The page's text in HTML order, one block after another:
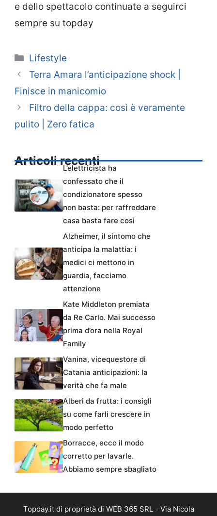
e dello spettacolo continuate a seguirci
sempre su topday
Categorie
Lifestyle
Terra Amara l’anticipazione shock |
Finisce in manicomio
Filtro della cappa: così è veramente
pulito | Zero fatica
Articoli recenti
L’elettricista ha
confessato che il
condizionatore spesso
non basta: per raffreddare
casa basta fare così
Alzheimer, il sintomo che
anticipa la malattia: i
medici ci mettono in
guardia, facciamo
attenzione
Kate Middleton premiata
da Re Carlo. Mai successo
prima d’ora nella Royal
Family
Vanina, vicequestore di
Catania anticipazioni: la
verità che fa male
Alberi da frutta: i consigli
su come farli crescere in
modo perfetto
Borracce, ecco il modo
corretto per lavarle.
Abbiamo sempre sbagliato
Topday.it di proprietà di WEB 365 SRL - Via Nicola